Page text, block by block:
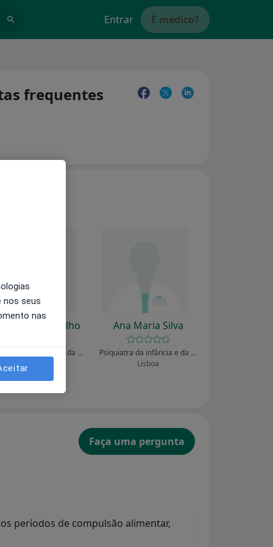
Entrar É médico?
frequentes
M Mira Coelho
Psiquiatra da infância e da adolescência
Ana Maria Silva
Psiquiatra da infância e da adolescência
Lisboa
Faça uma pergunta
períodos de compulsão alimentar,
nos seus
nas